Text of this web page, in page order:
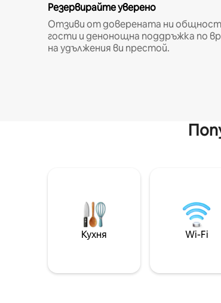
Резервирайте уверено
Отзиви от доверената ни
гости и денонощна поддръжка по
на удължения ви престой.
Кухня Wi-Fi